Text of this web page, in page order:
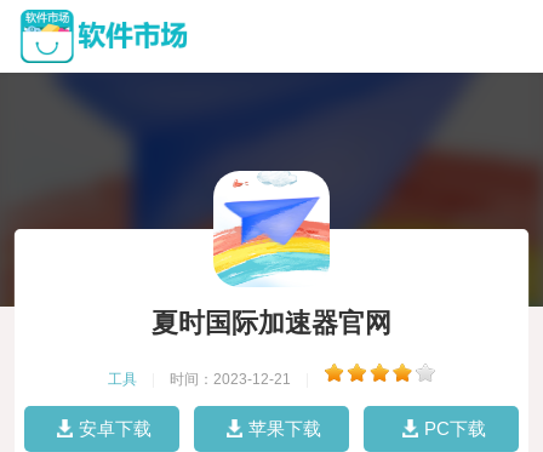
夏时国际加速器官网
工具 时间：2023-12-21
安卓下载 苹果下载 PC下载